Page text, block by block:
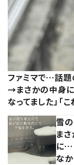
ファミマで…話題
→まさかの中身に
なってました」「
雪
ま
に…
な